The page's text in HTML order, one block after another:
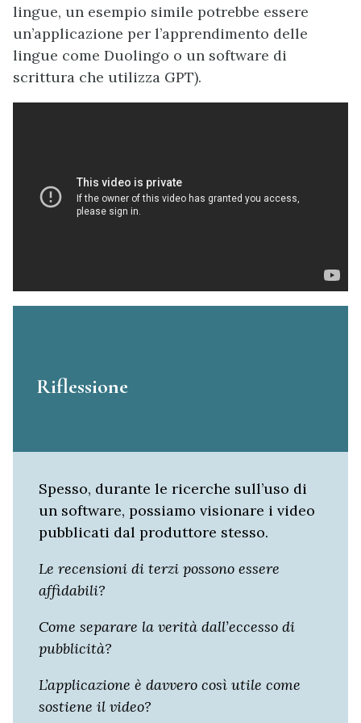
lingue, un esempio simile potrebbe essere
un’applicazione per l’apprendimento delle
lingue come Duolingo o un software di
scrittura che utilizza GPT).
Riflessione
Spesso, durante le ricerche sull’uso di
un software, possiamo visionare i video
pubblicati dal produttore stesso.
Le recensioni di terzi possono essere
affidabili?
Come separare la verità dall’eccesso di
pubblicità?
L’applicazione è davvero così utile come
sostiene il video?